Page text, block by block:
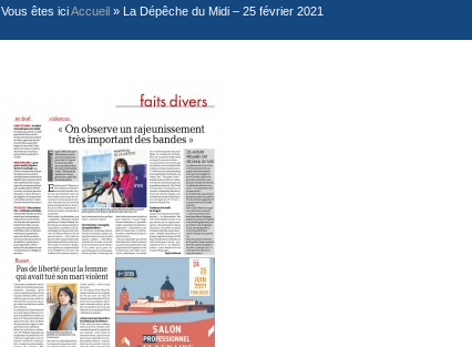
Vous êtes iciAccueil » La Dépêche du Midi – 25 février 2021